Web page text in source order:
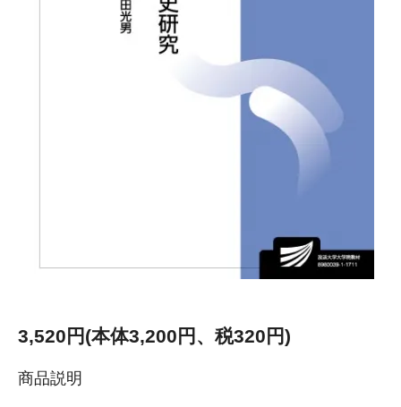
3,520円(本体3,200円、税320円)
商品説明